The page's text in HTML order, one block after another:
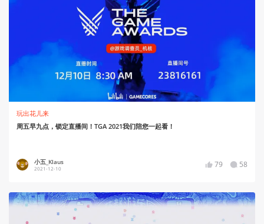
玩出花儿来
周五早九点，锁定直播间！TGA 2021我们陪您一起看！
小五_Klaus
2021-12-10 79 58